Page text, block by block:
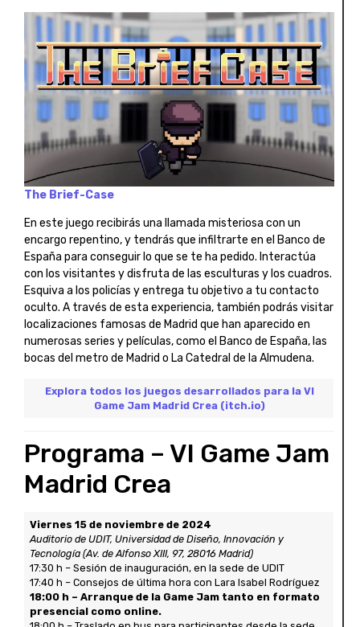
The Brief-Case
En este juego recibirás una llamada misteriosa con un
encargo repentino, y tendrás que infiltrarte en el Banco de
España para conseguir lo que se te ha pedido. Interactúa
con los visitantes y disfruta de las esculturas y los cuadros.
Esquiva a los policías y entrega tu objetivo a tu contacto
oculto. A través de esta experiencia, también podrás visitar
localizaciones famosas de Madrid que han aparecido en
numerosas series y películas, como el Banco de España, las
bocas del metro de Madrid o La Catedral de la Almudena.
Explora todos los juegos desarrollados para la VI
Game Jam Madrid Crea (itch.io)
Programa – VI Game Jam
Madrid Crea
Viernes 15 de noviembre de 2024
Auditorio de UDIT, Universidad de Diseño, Innovación y
Tecnología (Av. de Alfonso XIII, 97, 28016 Madrid)
17:30 h – Sesión de inauguración, en la sede de UDIT
17:40 h – Consejos de última hora con Lara Isabel Rodríguez
18:00 h – Arranque de la Game Jam tanto en formato
presencial como online.